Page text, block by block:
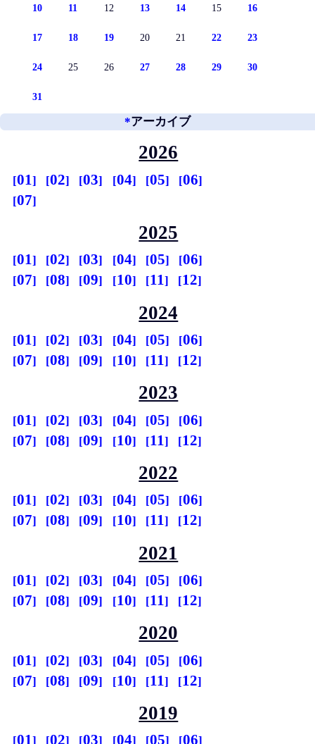
10 11 12 13 14 15 16
17 18 19 20 21 22 23
24 25 26 27 28 29 30
31
*アーカイブ
2026
01 02 03 04 05
06
07
2025
01 02 03 04 05
06
07
08 09 10 11 12
2024
01 02 03 04 05
06
07
08 09 10 11 12
2023
01 02 03 04 05
06
07
08 09 10 11 12
2022
01 02 03 04 05
06
07
08 09 10 11 12
2021
01 02 03 04 05
06
07
08 09 10 11 12
2020
01 02 03 04 05
06
07
08 09 10 11 12
2019
01 02 03 04 05 06